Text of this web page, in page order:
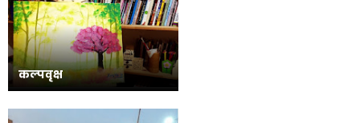
कल्पवृक्ष